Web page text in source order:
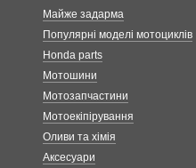
Майже задарма
Популярні моделі мотоциклів
Honda parts
Мотошини
Мотозапчастини
Мотоекіпірування
Оливи та хімія
Аксесуари